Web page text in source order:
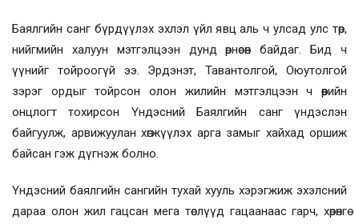
Баялгийн санг бүрдүүлэх эхлэл үйл явц аль ч улсад улс төр,
нийгмийн халуун мэтгэлцээн дунд өрнөсөн байдаг. Бид ч
үүнийг тойроогүй ээ. Эрдэнэт, Тавантолгой, Оюутолгой
зэрэг ордыг тойрсон олон жилийн мэтгэлцээн ч өөрийн
онцлогт тохирсон Үндэсний Баялгийн санг үндэслэн
байгуулж, арвижуулан хөгжүүлэх арга замыг хайхад оршиж
байсан гэж дүгнэж болно.
Үндэсний баялгийн сангийн тухай хууль хэрэгжиж эхэлсний
дараа олон жил гацсан мега төслүүд гацаанаас гарч, хөрөнгө